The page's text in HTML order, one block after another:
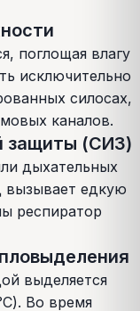
поглощая влагу
исключительно
силосах,
каналов.
защиты (СИЗ)
дыхательных
вызывает едкую
респиратор
выделяется
Во время